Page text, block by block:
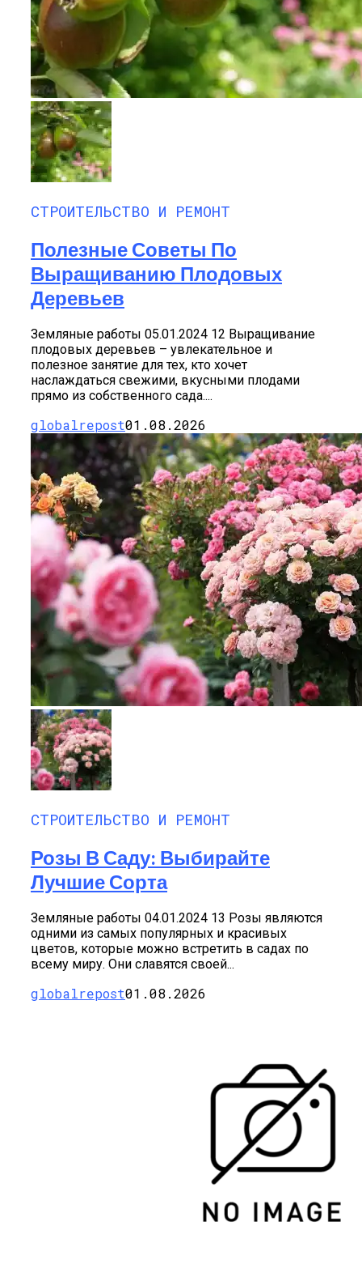
СТРОИТЕЛЬСТВО И РЕМОНТ
Полезные Советы По
Выращиванию Плодовых
Деревьев
Земляные работы 05.01.2024 12 Выращивание
плодовых деревьев – увлекательное и
полезное занятие для тех, кто хочет
наслаждаться свежими, вкусными плодами
прямо из собственного сада....
globalrepost01.08.2026
СТРОИТЕЛЬСТВО И РЕМОНТ
Розы В Саду: Выбирайте
Лучшие Сорта
Земляные работы 04.01.2024 13 Розы являются
одними из самых популярных и красивых
цветов, которые можно встретить в садах по
всему миру. Они славятся своей...
globalrepost01.08.2026